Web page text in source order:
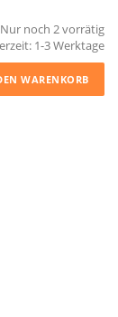
Nur noch 2 vorrätig
1-3 Werktage
WARENKORB